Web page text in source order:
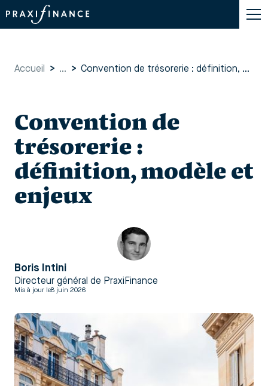
Accueil > ... > Convention de trésorerie : définition, modèle et enjeux
Convention de
trésorerie :
définition, modèle et
enjeux
Boris Intini
Directeur général de PraxiFinance
Mis à jour le8 juin 2026